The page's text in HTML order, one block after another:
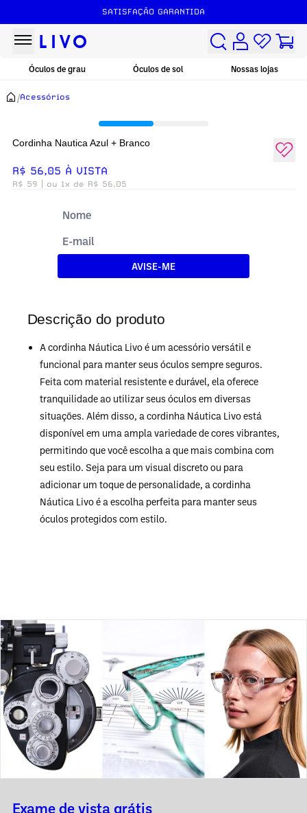
SATISFAÇÃO GARANTIDA
Óculos de grau Óculos de sol Nossas lojas
/Acessórios
Descrição do produto
A cordinha Náutica Livo é um acessório versátil e
funcional para manter seus óculos sempre seguros.
Feita com material resistente e durável, ela oferece
tranquilidade ao utilizar seus óculos em diversas
situações. Além disso, a cordinha Náutica Livo está
disponível em uma ampla variedade de cores vibrantes,
permitindo que você escolha a que mais combina com
seu estilo. Seja para um visual discreto ou para
adicionar um toque de personalidade, a cordinha
Náutica Livo é a escolha perfeita para manter seus
óculos protegidos com estilo.
Cordinha Nautica Azul + Branco
R$ 56,05 À VISTA
R$ 59 | ou 1x de R$ 56,05
AVISE-ME
Exame de vista grátis